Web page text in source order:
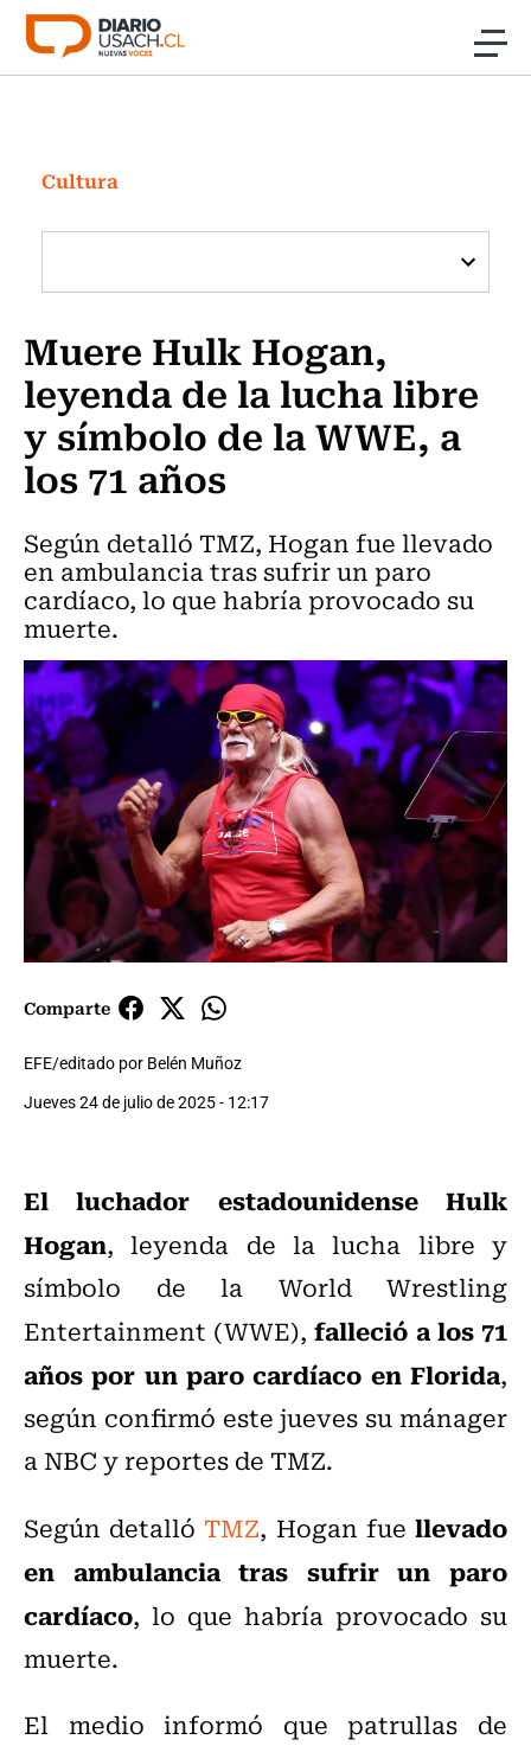
Click acá para ir directamente al contenido
Investigación
Cultura
Programas Radio y TV Usach
Cultura
Muere Hulk Hogan,
leyenda de la lucha libre
y símbolo de la WWE, a
los 71 años
Según detalló TMZ, Hogan fue llevado
en ambulancia tras sufrir un paro
cardíaco, lo que habría provocado su
muerte.
Comparte
EFE/editado por Belén Muñoz
Jueves 24 de julio de 2025 - 12:17
El luchador estadounidense Hulk
Hogan, leyenda de la lucha libre y
símbolo de la World Wrestling
Entertainment (WWE),falleció a los 71
años por un paro cardíaco en Florida,
según confirmó este jueves su mánager
a NBC y reportes de TMZ.
Según detalló TMZ, Hogan fuellevado
en ambulancia tras sufrir un paro
cardíaco, lo que habría provocado su
muerte.
El medio informó que patrullas de